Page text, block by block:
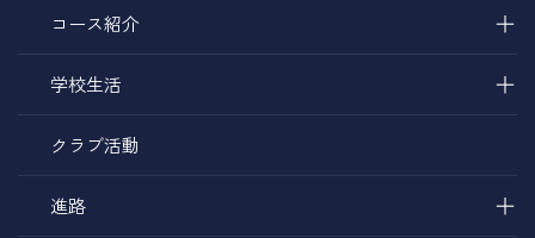
コース紹介 ＋
学校生活 ＋
クラブ活動
進路 ＋